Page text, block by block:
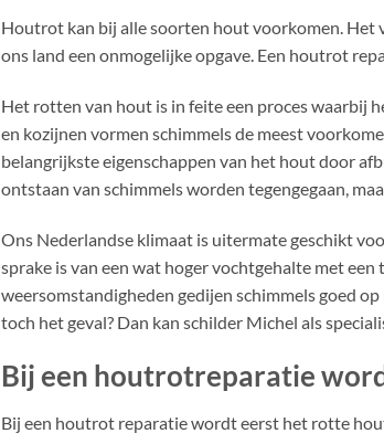
Houtrot kan bij alle soorten hout voorkomen. Het
ons land een onmogelijke opgave. Een houtrot
Het rotten van hout is in feite een proces waarbij
en kozijnen vormen schimmels de meest
belangrijkste eigenschappen van het hout door
ontstaan van schimmels worden tegengegaan,
Ons Nederlandse klimaat is uitermate geschikt
sprake is van een wat hoger vochtgehalte met
weersomstandigheden gedijen schimmels goed
toch het geval? Dan kan schilder Michel als
Bij een houtrotreparatie
Bij een houtrot reparatie wordt eerst het rotte